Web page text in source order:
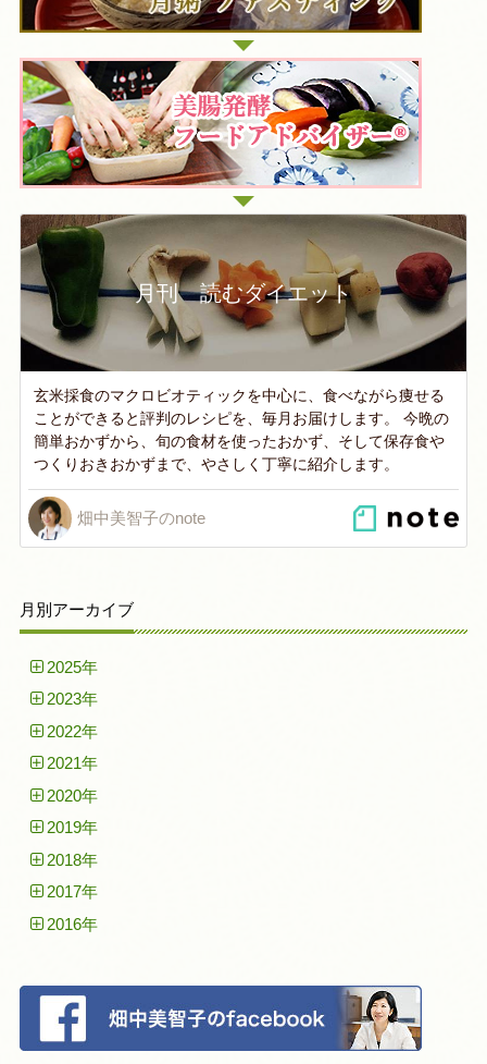
月刊 読むダイエット
玄米採食のマクロビオティックを中心に、食べながら痩せる
ことができると評判のレシピを、毎月お届けします。 今晩の
簡単おかずから、旬の食材を使ったおかず、そして保存食や
つくりおきおかずまで、やさしく丁寧に紹介します。
畑中美智子のnote
月別アーカイブ
2025年
2023年
2022年
2021年
2020年
2019年
2018年
2017年
2016年